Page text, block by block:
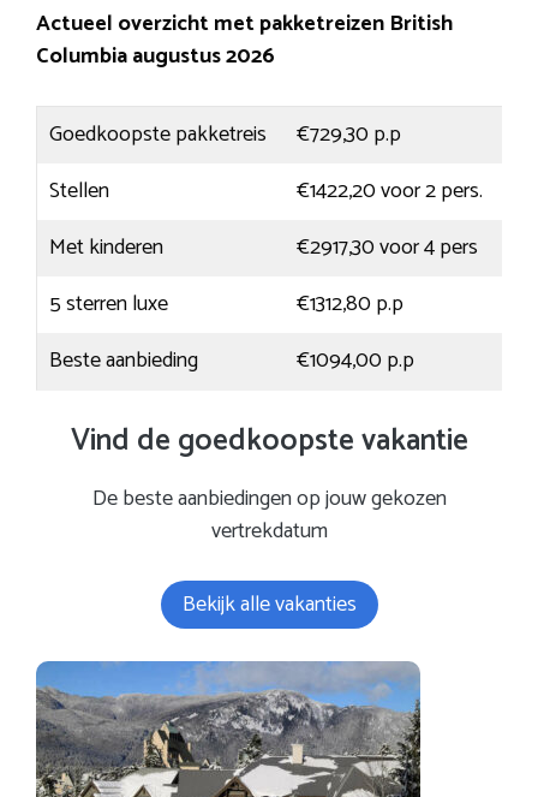
Actueel overzicht met pakketreizen British
Columbia augustus 2026
Goedkoopste pakketreis
€729,30 p.p
Stellen
€1422,20 voor 2 pers.
Met kinderen
€2917,30 voor 4 pers
5 sterren luxe
€1312,80 p.p
Beste aanbieding
€1094,00 p.p
Vind de goedkoopste vakantie
De beste aanbiedingen op jouw gekozen
vertrekdatum
Bekijk alle vakanties